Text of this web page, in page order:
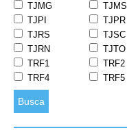
TJMG
TJMS
TJPI
TJPR
TJRS
TJSC
TJRN
TJTO
TRF1
TRF2
TRF4
TRF5
Busca